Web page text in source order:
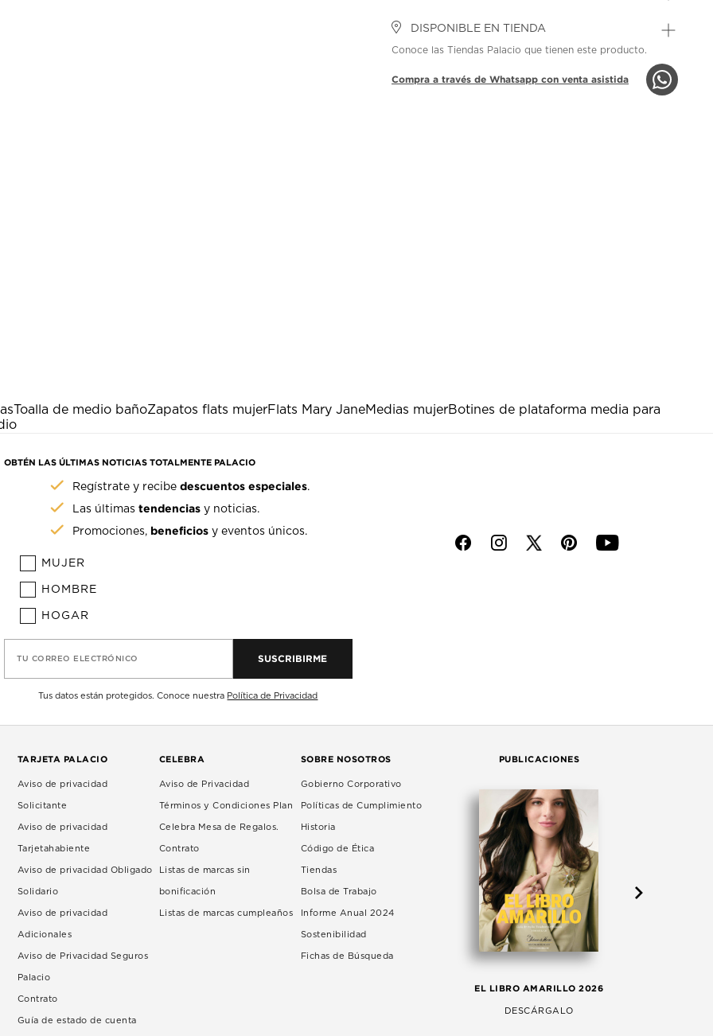
DISPONIBLE EN TIENDA
Conoce las Tiendas Palacio que tienen este producto.
Compra a través de Whatsapp con venta asistida
Toalla de medio bañoZapatos flats mujerFlats Mary JaneMedias mujerBotines de plataforma media para
OBTÉN LAS ÚLTIMAS NOTICIAS TOTALMENTE PALACIO
Regístrate y recibedescuentos especiales.
Las últimastendencias y noticias.
Promociones, beneficios y eventos únicos.
MUJER
HOMBRE
HOGAR
TU CORREO ELECTRÓNICO SUSCRIBIRME
Tus datos están protegidos. Conoce nuestra Política de Privacidad
f i p y
TARJETA PALACIO
Aviso de privacidad
Solicitante
Aviso de privacidad
Tarjetahabiente
Aviso de privacidad Obligado
Solidario
Aviso de privacidad
Adicionales
Aviso de Privacidad Seguros
Palacio
Contrato
Guía de estado de cuenta
CELEBRA
Aviso de Privacidad
Términos y Condiciones Plan
Celebra Mesa de Regalos.
Contrato
Listas de marcas sin
bonificación
Listas de marcas cumpleaños
SOBRE NOSOTROS
Gobierno Corporativo
Políticas de Cumplimiento
Historia
Código de Ética
Tiendas
Bolsa de Trabajo
Informe Anual 2024
Sostenibilidad
Fichas de Búsqueda
PUBLICACIONES
EL LIBRO AMARILLO 2026
DESCÁRGALO